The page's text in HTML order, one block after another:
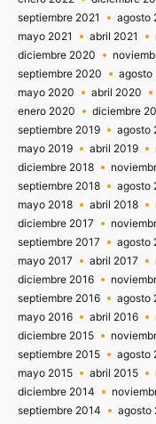
septiembre 2021
agosto
mayo 2021
abril 2021
diciembre 2020
septiembre 2020
agosto
mayo 2020
abril 2020
enero 2020
diciembre
septiembre 2019
agosto
mayo 2019
abril 2019
diciembre 2018
septiembre 2018
agosto
mayo 2018
abril 2018
diciembre 2017
septiembre 2017
agosto
mayo 2017
abril 2017
diciembre 2016
septiembre 2016
agosto
mayo 2016
abril 2016
diciembre 2015
septiembre 2015
agosto
mayo 2015
abril 2015
diciembre 2014
septiembre 2014
agosto